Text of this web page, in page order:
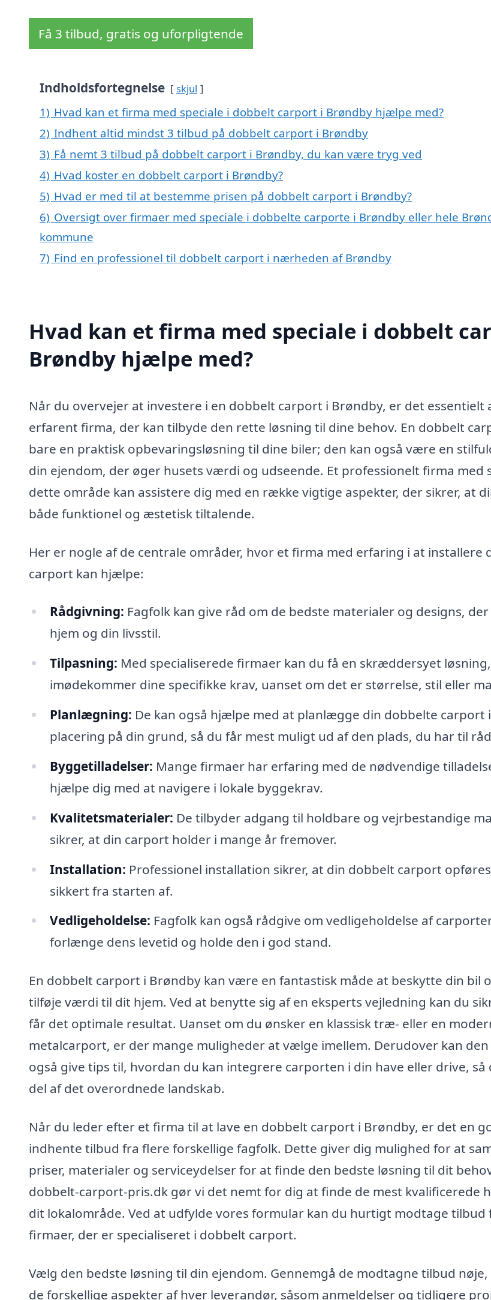
Få 3 tilbud, gratis og uforpligtende
Indholdsfortegnelse skjul
1) Hvad kan et firma med speciale i dobbelt carport i Brøndby hjælpe med?
2) Indhent altid mindst 3 tilbud på dobbelt carport i Brøndby
3) Få nemt 3 tilbud på dobbelt carport i Brøndby, du kan være tryg ved
4) Hvad koster en dobbelt carport i Brøndby?
5) Hvad er med til at bestemme prisen på dobbelt carport i Brøndby?
6) Oversigt over firmaer med speciale i dobbelte carporte i Brøndby eller hele
kommune
7) Find en professionel til dobbelt carport i nærheden af Brøndby
Hvad kan et firma med speciale i dobbelt
Brøndby hjælpe med?
Når du overvejer at investere i en dobbelt carport i Brøndby, er det essentielt
erfarent firma, der kan tilbyde den rette løsning til dine behov. En dobbelt
bare en praktisk opbevaringsløsning til dine biler; den kan også være en
din ejendom, der øger husets værdi og udseende. Et professionelt firma med
dette område kan assistere dig med en række vigtige aspekter, der sikrer, at
både funktionel og æstetisk tiltalende.
Her er nogle af de centrale områder, hvor et firma med erfaring i at installere
carport kan hjælpe:
Rådgivning: Fagfolk kan give råd om de bedste materialer og designs,
hjem og din livsstil.
Tilpasning: Med specialiserede firmaer kan du få en skræddersyet
imødekommer dine specifikke krav, uanset om det er størrelse, stil eller
Planlægning: De kan også hjælpe med at planlægge din dobbelte carport
placering på din grund, så du får mest muligt ud af den plads, du har til
Byggetilladelser: Mange firmaer har erfaring med de nødvendige
hjælpe dig med at navigere i lokale byggekrav.
Kvalitetsmaterialer: De tilbyder adgang til holdbare og vejrbestandige
sikrer, at din carport holder i mange år fremover.
Installation: Professionel installation sikrer, at din dobbelt carport
sikkert fra starten af.
Vedligeholdelse: Fagfolk kan også rådgive om vedligeholdelse af
forlænge dens levetid og holde den i god stand.
En dobbelt carport i Brøndby kan være en fantastisk måde at beskytte din bil
tilføje værdi til dit hjem. Ved at benytte sig af en eksperts vejledning kan du
får det optimale resultat. Uanset om du ønsker en klassisk træ- eller en
metalcarport, er der mange muligheder at vælge imellem. Derudover kan
også give tips til, hvordan du kan integrere carporten i din have eller drive, så
del af det overordnede landskab.
Når du leder efter et firma til at lave en dobbelt carport i Brøndby, er det en
indhente tilbud fra flere forskellige fagfolk. Dette giver dig mulighed for at
priser, materialer og serviceydelser for at finde den bedste løsning til dit
dobbelt-carport-pris.dk gør vi det nemt for dig at finde de mest kvalificerede
dit lokalområde. Ved at udfylde vores formular kan du hurtigt modtage tilbud
firmaer, der er specialiseret i dobbelt carport.
Vælg den bedste løsning til din ejendom. Gennemgå de modtagne tilbud
de forskellige aspekter af hver leverandør, såsom anmeldelser og tidligere